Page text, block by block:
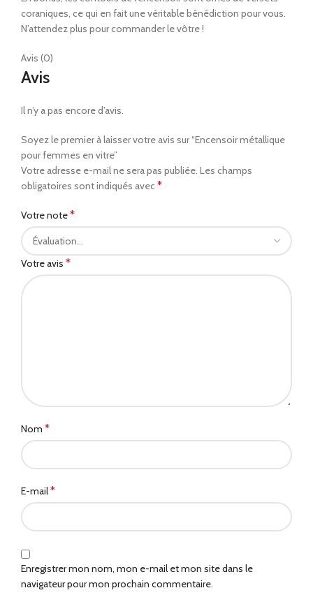
coraniques, ce qui en fait une véritable bénédiction pour vous.
N’attendez plus pour commander le vôtre !
Avis (0)
Avis
Il n’y a pas encore d’avis.
Soyez le premier à laisser votre avis sur “Encensoir métallique
pour femmes en vitre”
Votre adresse e-mail ne sera pas publiée. Les champs
obligatoires sont indiqués avec *
Votre note*
Votre avis *
Nom *
E-mail*
Enregistrer mon nom, mon e-mail et mon site dans le
navigateur pour mon prochain commentaire.